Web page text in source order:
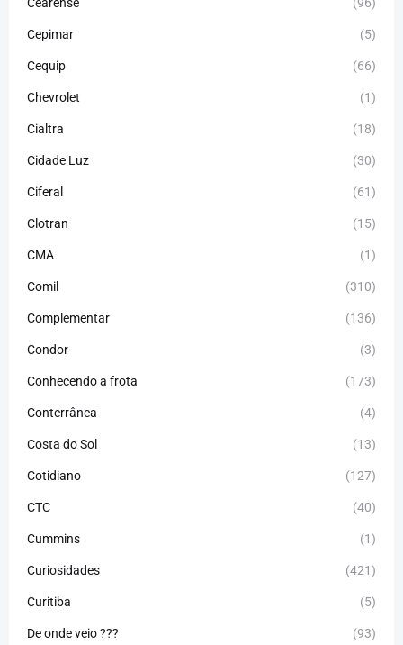
Cepimar (5)
Cequip (66)
Chevrolet (1)
Cialtra (18)
Cidade Luz (30)
Ciferal (61)
Clotran (15)
CMA (1)
Comil (310)
Complementar (136)
Condor (3)
Conhecendo a frota (173)
Conterrânea (4)
Costa do Sol (13)
Cotidiano (127)
CTC (40)
Cummins (1)
Curiosidades (421)
Curitiba (5)
De onde veio ??? (93)